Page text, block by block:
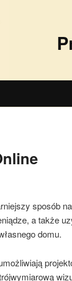
sposób
a także
domu.